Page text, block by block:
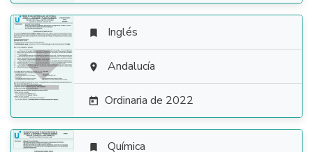

 Inglés
 Andalucía
 Ordinaria de 2022
 Química